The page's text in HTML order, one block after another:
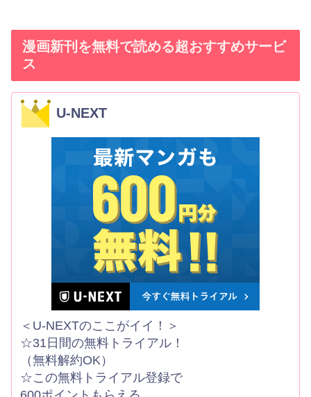
漫画新刊を無料で読める超おすすめサービ
ス
U-NEXT
＜U-NEXTのここがイイ！＞
☆31日間の無料トライアル！
（無料解約OK）
☆この無料トライアル登録で